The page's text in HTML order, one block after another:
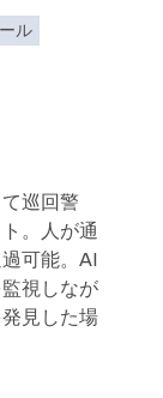
ル
巡回警
。人が通
可能。AI
視しなが
見した場